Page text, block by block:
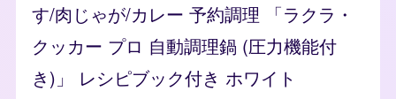
す/肉じゃが/カレー 予約調理 「ラクラ・
クッカー プロ 自動調理鍋 (圧力機能付
き)」 レシピブック付き ホワイト